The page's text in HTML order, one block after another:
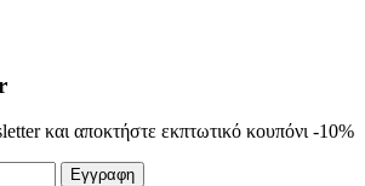
και αποκτήστε εκπτωτικό κουπόνι -10%
Εγγραφη